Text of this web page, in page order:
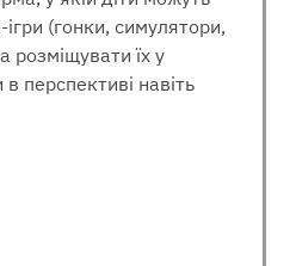
(гонки, симулятори,
розміщувати їх у
перспективі навіть